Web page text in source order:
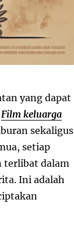
yang dapat
Film keluarga
sekaligus
setiap
terlibat dalam
Ini adalah